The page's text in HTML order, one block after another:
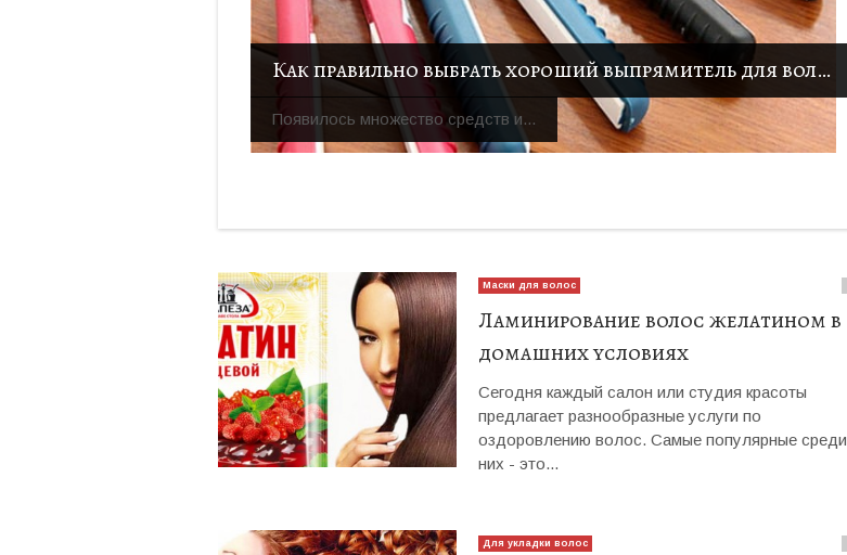
Как правильно выбрать хороший выпрямитель для волос
Появилось множество средств и...
Маски для волос
Ламинирование волос желатином в
домашних условиях
Сегодня каждый салон или студия красоты
предлагает разнообразные услуги по
оздоровлению волос. Самые популярные среди
них - это...
Для укладки волос